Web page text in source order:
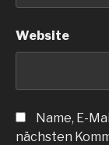
Website
Name, E-
nächsten